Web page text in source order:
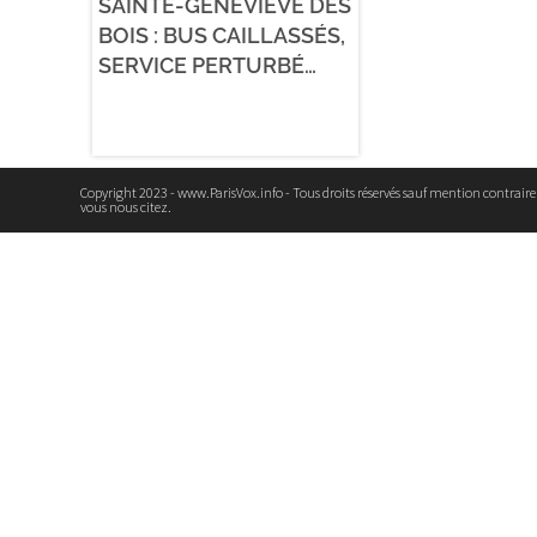
SAINTE-GENEVIÈVE DES
BOIS : BUS CAILLASSÉS,
SERVICE PERTURBÉ…
Copyright 2023 - www.ParisVox.info - Tous droits réservés sauf mention
vous nous citez.